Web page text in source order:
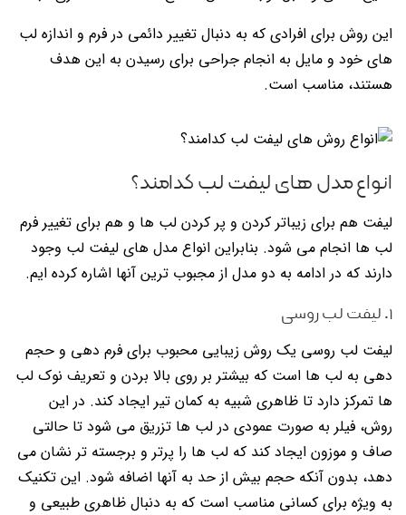
این روش برای افرادی که به دنبال تغییر دائمی در فرم و اندازه لب
های خود و مایل به انجام جراحی برای رسیدن به این هدف
هستند، مناسب است.
انواع مدل های لیفت لب کدامند؟
لیفت هم برای زیباتر کردن و پر کردن لب ها و هم برای تغییر فرم
لب ها انجام می شود. بنابراین انواع مدل های لیفت لب وجود
دارند که در ادامه به دو مدل از مجبوب ترین آنها اشاره کرده ایم.
۱. لیفت لب روسی
لیفت لب روسی یک روش زیبایی محبوب برای فرم دهی و حجم
دهی به لب ها است که بیشتر بر روی بالا بردن و تعریف نوک لب
ها تمرکز دارد تا ظاهری شبیه به کمان تیر ایجاد کند. در این
روش، فیلر به صورت عمودی در لب ها تزریق می شود تا حالتی
صاف و موزون ایجاد کند که لب ها را پرتر و برجسته تر نشان می
دهد، بدون آنکه حجم بیش از حد به آنها اضافه شود. این تکنیک
به ویژه برای کسانی مناسب است که به دنبال ظاهری طبیعی و